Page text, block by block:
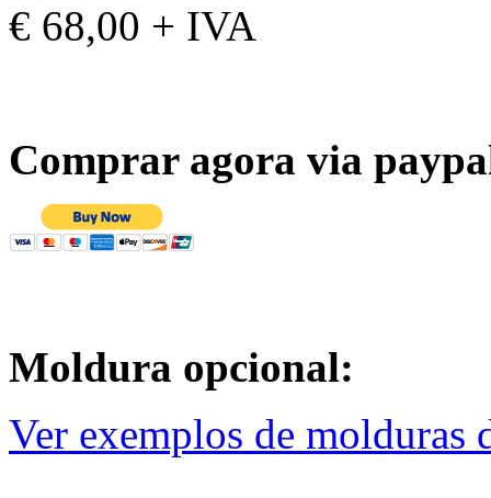
€ 68,00 + IVA
Comprar agora via
Moldura opcional:
Ver exemplos de molduras